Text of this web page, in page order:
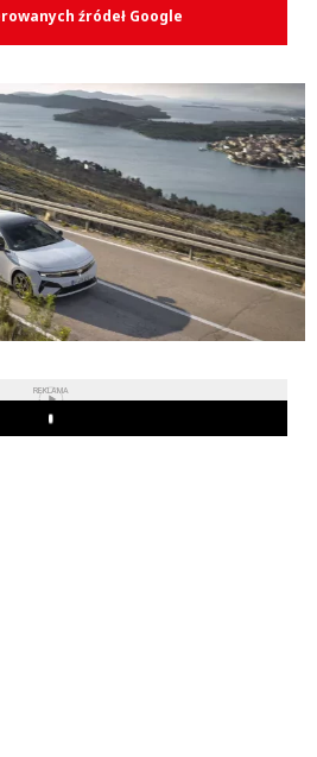
źródeł Google
REKLAMA
Play